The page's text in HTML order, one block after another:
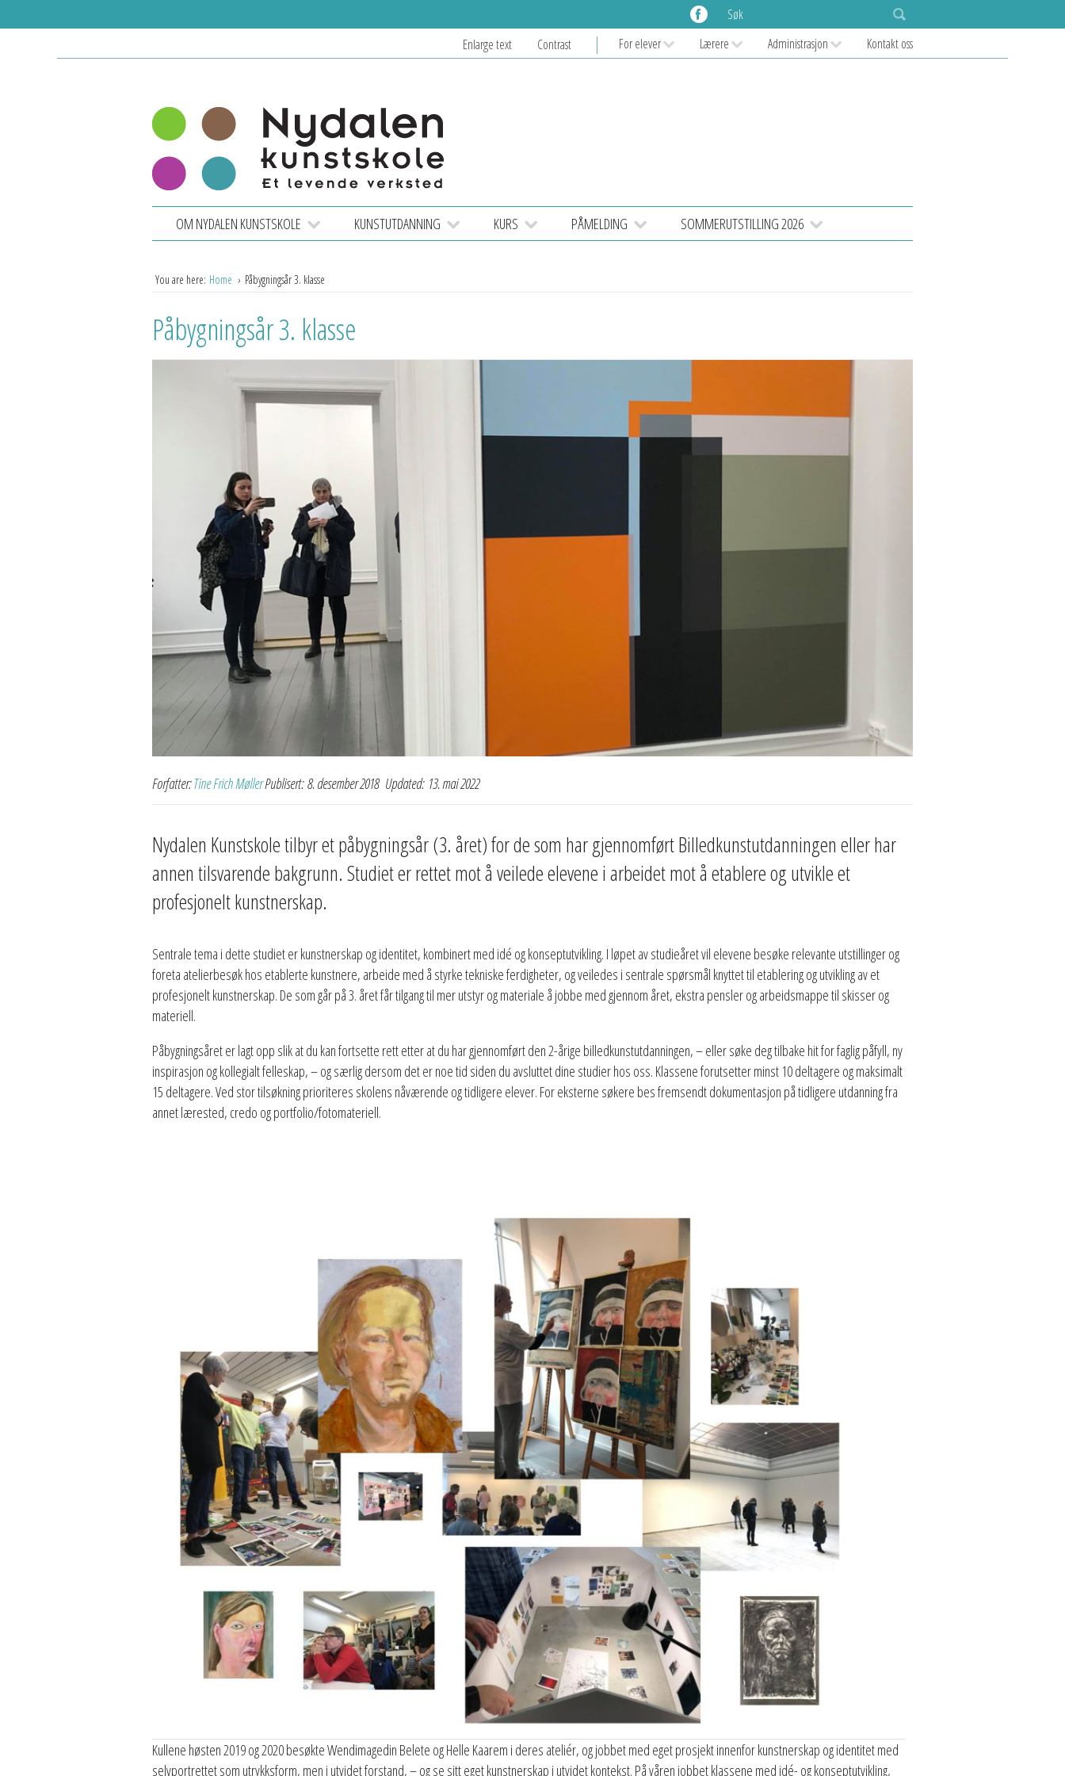
For elever Lærere Administrasjon Kontakt oss
Enlarge text Contrast
OM NYDALEN KUNSTSKOLE KUNSTUTDANNING KURS PÅMELDING SOMMERUTSTILLING 2026
Søk
You are here: Home Påbygningsår 3. klasse
Påbygningsår 3. klasse
Forfatter:Tine Frich MøllerPublisert: 8. desember 2018 Updated: 13. mai 2022
Nydalen Kunstskole tilbyr et påbygningsår (3. året) for de som har gjennomført Billedkunstutdanningen eller har
annen tilsvarende bakgrunn. Studiet er rettet mot å veilede elevene i arbeidet mot å etablere og utvikle et
profesjonelt kunstnerskap.
Sentrale tema i dette studiet er kunstnerskap og identitet, kombinert med idé og konseptutvikling. I løpet av studieåret vil elevene besøke relevante utstillinger og
foreta atelierbesøk hos etablerte kunstnere, arbeide med å styrke tekniske ferdigheter, og veiledes i sentrale spørsmål knyttet til etablering og utvikling av et
profesjonelt kunstnerskap. De som går på 3. året får tilgang til mer utstyr og materiale å jobbe med gjennom året, ekstra pensler og arbeidsmappe til skisser og
materiell.
Påbygningsåret er lagt opp slik at du kan fortsette rett etter at du har gjennomført den 2-årige billedkunstutdanningen, – eller søke deg tilbake hit for faglig påfyll, ny
inspirasjon og kollegialt felleskap, – og særlig dersom det er noe tid siden du avsluttet dine studier hos oss. Klassene forutsetter minst 10 deltagere og maksimalt
15 deltagere. Ved stor tilsøkning prioriteres skolens nåværende og tidligere elever. For eksterne søkere bes fremsendt dokumentasjon på tidligere utdanning fra
annet lærested, credo og portfolio/fotomateriell.
Kullene høsten 2019 og 2020 besøkte Wendimagedin Belete og Helle Kaarem i deres ateliér, og jobbet med eget prosjekt innenfor kunstnerskap og identitet med
selvportrettet som utrykksform, men i utvidet forstand, – og se sitt eget kunstnerskap i utvidet kontekst. På våren jobbet klassene med idé- og konseptutvikling,